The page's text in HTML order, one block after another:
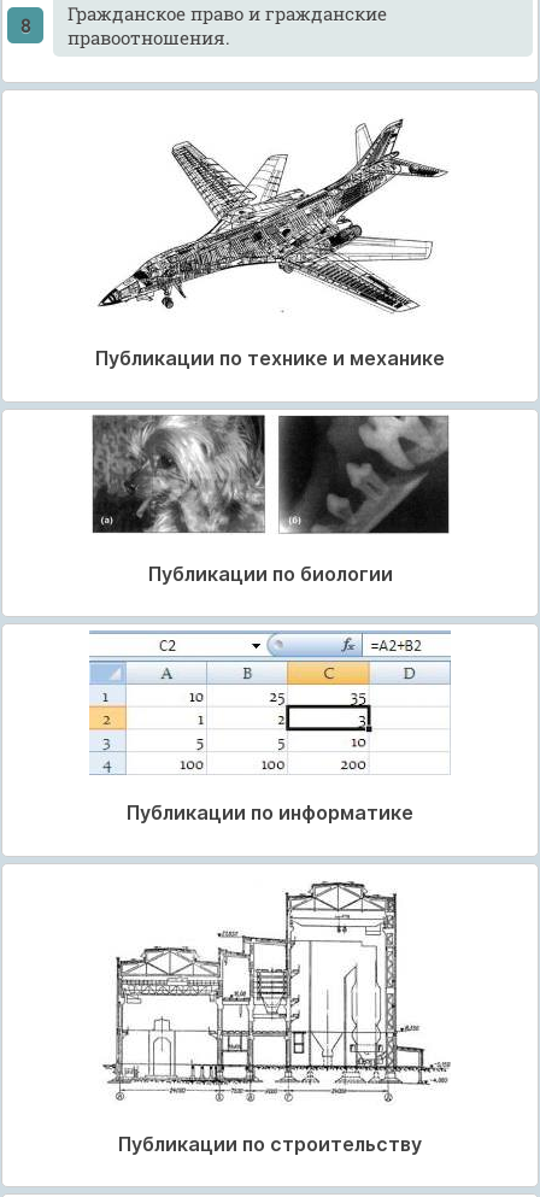
Гражданское право и гражданские
правоотношения.
Публикации по технике и механике
Публикации по биологии
Публикации по информатике
Публикации по строительству